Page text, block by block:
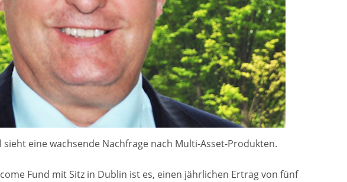
sieht eine wachsende Nachfrage nach Multi-Asset-Produkten.
Fund mit Sitz in Dublin ist es, einen jährlichen Ertrag von fünf